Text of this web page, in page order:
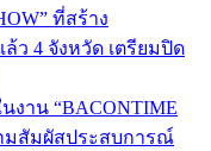
ที่สร้าง
ว 4 จังหวัด เตรียมปิด
งาน “BACONTIME
มสัมผัสประสบการณ์